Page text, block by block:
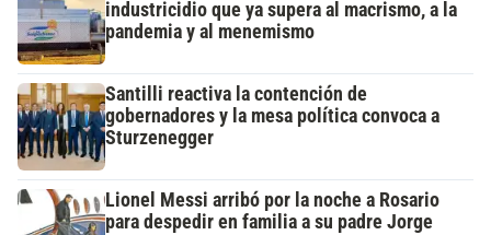
industricidio que ya supera al macrismo, a la
pandemia y al menemismo
Santilli reactiva la contención de
gobernadores y la mesa política convoca a
Sturzenegger
Lionel Messi arribó por la noche a Rosario
para despedir en familia a su padre Jorge